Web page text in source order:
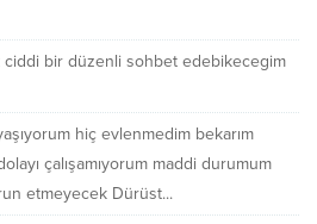
ciddi bir düzenli sohbet edebikecegim
hiç evlenmedim bekarım
çalışamıyorum maddi durumum
etmeyecek Dürüst...